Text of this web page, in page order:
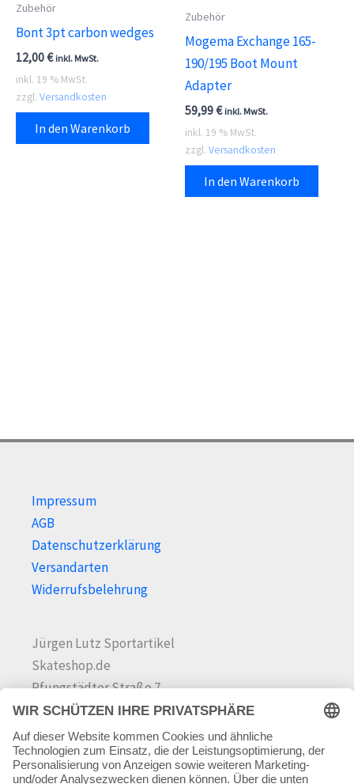
Zubehör
Bont 3pt carbon wedges
12,00€ inkl. MwSt.
inkl. 19 % MwSt.
zzgl. Versandkosten
In den Warenkorb
Zubehör
Mogema Exchange 165-
190/195 Boot Mount
Adapter
59,99€ inkl. MwSt.
inkl. 19 % MwSt.
zzgl. Versandkosten
In den Warenkorb
Impressum
AGB
Datenschutzerklärung
Versandarten
Widerrufsbelehrung
Jürgen Lutz Sportartikel
Skateshop.de
Pfungstädter Straße 7
64342 Seeheim-Jugenheim
Tel.06257 868181
Mail:info@skateshop.de